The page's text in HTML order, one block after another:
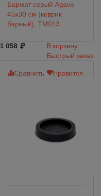
Бармат серый Agave
45х30 см (коврик
барный), TM013
1 058
В корзину
Быстрый заказ
Сравнить Нравится